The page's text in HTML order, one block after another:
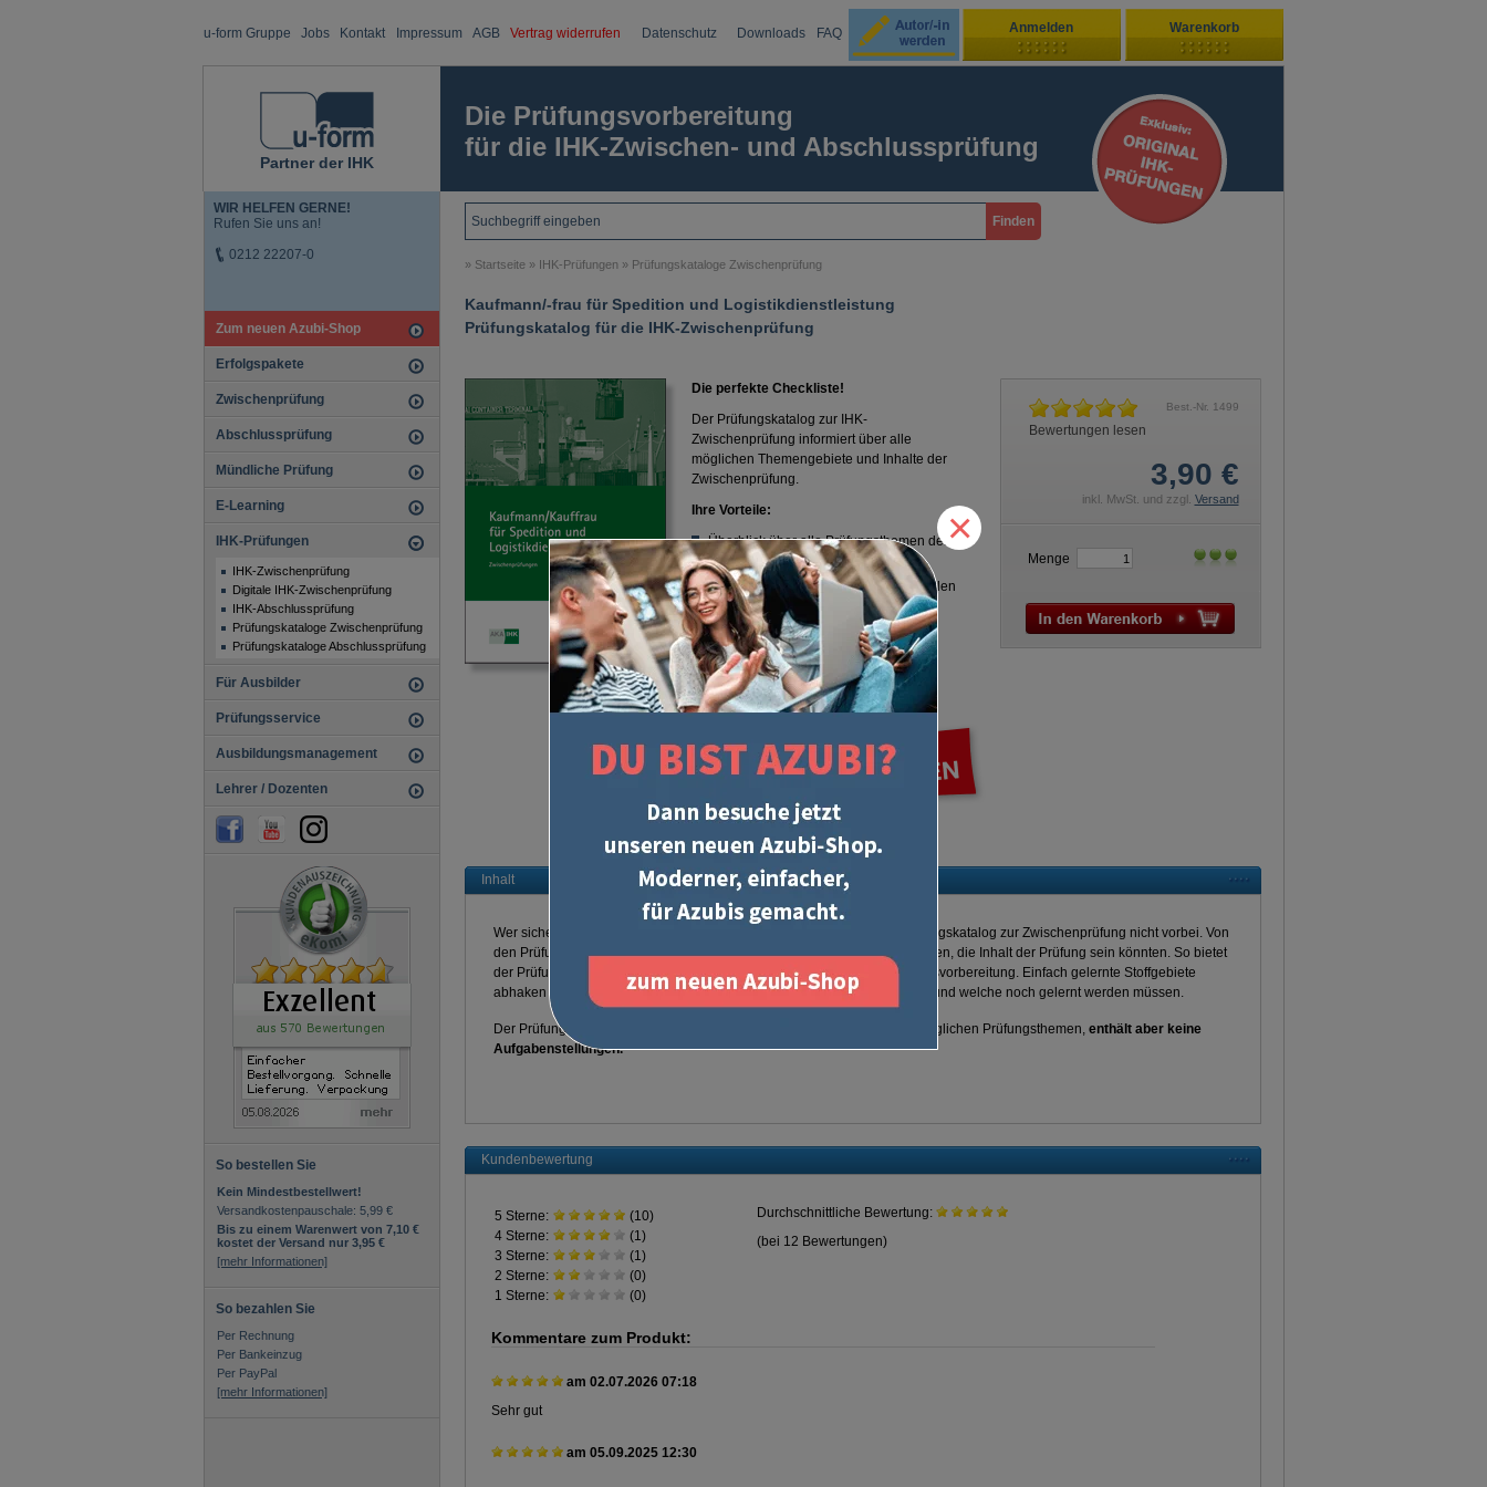
u-form Gruppe Jobs Kontakt Impressum AGB Vertrag widerrufen Datenschutz Downloads FAQ Anmelden Warenkorb
Ihr Warenkorb ist leer
Sie sind Neukunde?
Partner der IHK
Die Prüfungsvorbereitung
für die IHK-Zwischen- und Abschlussprüfung
WIR HELFEN GERNE!
Rufen Sie uns an!
0212 22207-0
Zum neuen Azubi-Shop
Erfolgspakete
Zwischenprüfung
Abschlussprüfung
Mündliche Prüfung
E-Learning
IHK-Prüfungen
IHK-Zwischenprüfung
Digitale IHK-Zwischenprüfung
IHK-Abschlussprüfung
Prüfungskataloge Zwischenprüfung
Prüfungskataloge Abschlussprüfung
Für Ausbilder
Prüfungsservice
Ausbildungsmanagement
Lehrer / Dozenten
So bestellen Sie
Kein Mindestbestellwert!
Versandkostenpauschale: 5,99 €
Bis zu einem Warenwert von 7,10 €
kostet der Versand nur 3,95 €
[mehr Informationen]
So bezahlen Sie
Per Rechnung
Per Bankeinzug
Per PayPal
[mehr Informationen]
» Startseite » IHK-Prüfungen » Prüfungskataloge Zwischenprüfung
Kaufmann/-frau für Spedition und Logistikdienstleistung
Prüfungskatalog für die IHK-Zwischenprüfung
Die perfekte Checkliste!
Der Prüfungskatalog zur IHK-
Zwischenprüfung informiert über alle
möglichen Themengebiete und Inhalte der
Zwischenprüfung.
Ihre Vorteile:
Überblick über alle Prüfungsthemen der
Zwischenprüfung
Herausgegeben von den Prüfungsstellen
der IHK und damit verbindlich für die
Zwischenprüfung
Die perfekte Checkliste für eine
umfassende Prüfungsvorbereitung
Enthält
keine Aufgabenstellungen
Best.-Nr. 1499
Bewertungen lesen
3,90 €
inkl. MwSt. und zzgl. Versand
Menge
Inhalt
Wer sicher und gut vorbereitet in die Prüfung gehen will, kommt am Prüfungskatalog zur Zwischenprüfung nicht vorbei. Von
den Prüfungsstellen der IHK herausgegeben, informiert er über alle Themen, die Inhalt der Prüfung sein könnten. So bietet
der Prüfungskatalog die perfekte Checkliste für eine umfassende Prüfungsvorbereitung. Einfach gelernte Stoffgebiete
abhaken und auf einen Blick erkennen, welche Themen gekonnt wurden und welche noch gelernt werden müssen.
Der Prüfungskatalog bietet einen gut strukturierten Überblick über alle möglichen Prüfungsthemen, enthält aber keine
Aufgabenstellungen.
Kundenbewertung
×